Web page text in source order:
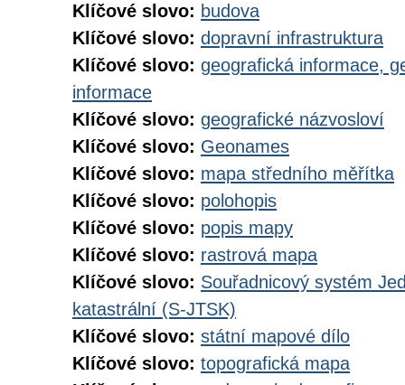
Klíčové slovo: budova
Klíčové slovo: dopravní infrastruktura
Klíčové slovo: geografická informace,
informace
Klíčové slovo: geografické názvosloví
Klíčové slovo: Geonames
Klíčové slovo: mapa středního měřítka
Klíčové slovo: polohopis
Klíčové slovo: popis mapy
Klíčové slovo: rastrová mapa
Klíčové slovo: Souřadnicový systém
katastrální (S-JTSK)
Klíčové slovo: státní mapové dílo
Klíčové slovo: topografická mapa